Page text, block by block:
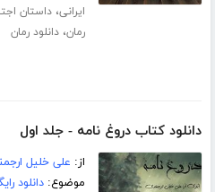
ایرانی،داستان
رمان،دانلود رمان
دانلود کتاب دروغ نامه - جلد اول
از: علی خلیل
موضوع:دانلود